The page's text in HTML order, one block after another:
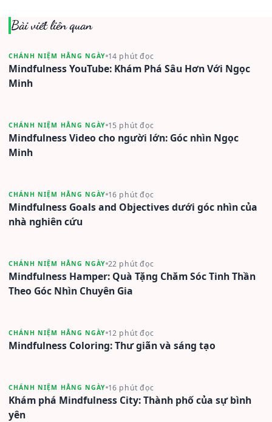
Bài viết liên quan
CHÁNH NIỆM HẰNG NGÀY 14 phút đọc
Mindfulness YouTube: Khám Phá Sâu Hơn Với Ngọc
Minh
CHÁNH NIỆM HẰNG NGÀY 15 phút đọc
Mindfulness Video cho người lớn: Góc nhìn Ngọc
Minh
CHÁNH NIỆM HẰNG NGÀY 16 phút đọc
Mindfulness Goals and Objectives dưới góc nhìn của
nhà nghiên cứu
CHÁNH NIỆM HẰNG NGÀY 22 phút đọc
Mindfulness Hamper: Quà Tặng Chăm Sóc Tinh Thần
Theo Góc Nhìn Chuyên Gia
CHÁNH NIỆM HẰNG NGÀY 12 phút đọc
Mindfulness Coloring: Thư giãn và sáng tạo
CHÁNH NIỆM HẰNG NGÀY 16 phút đọc
Khám phá Mindfulness City: Thành phố của sự bình
yên